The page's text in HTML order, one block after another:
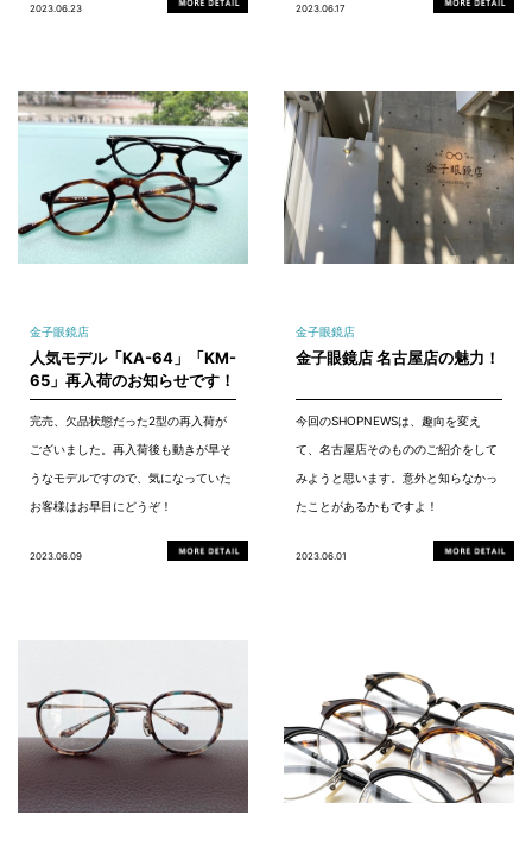
2023.06.23 2023.06.17
金子眼鏡店
人気モデル「KA-64」「KM-
65」再入荷のお知らせです！
完売、欠品状態だった2型の再入荷が
ございました。再入荷後も動きが早そ
うなモデルですので、気になっていた
お客様はお早目にどうぞ！
2023.06.09
金子眼鏡店
金子眼鏡店 名古屋店の魅力！
今回のSHOPNEWSは、趣向を変え
て、名古屋店そのもののご紹介をして
みようと思います。意外と知らなかっ
たことがあるかもですよ！
2023.06.01